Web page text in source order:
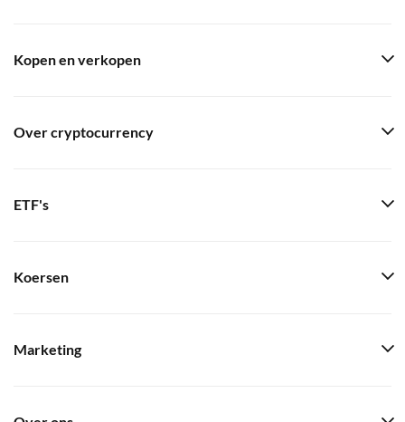
Kopen en verkopen
Over cryptocurrency
ETF's
Koersen
Marketing